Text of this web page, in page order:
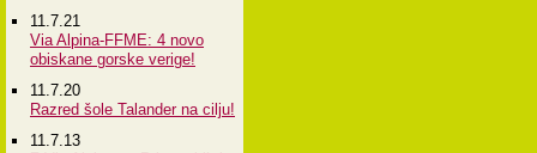
11.7.21
Via Alpina-FFME: 4 novo
obiskane gorske verige!
11.7.20
Razred šole Talander na cilju!
11.7.13